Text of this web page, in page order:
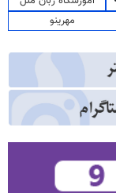
مهرینو